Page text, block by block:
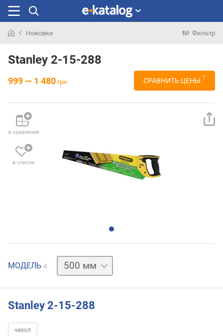
раньше
Ножовки Фильтр
Stanley 2-15-288
999 — 1 480 грн. СРАВНИТЬ ЦЕНЫ 7
в сравнение
в список
МОДЕЛЬ 4
380 мм 550 мм
Stanley 2-15-288
чехол